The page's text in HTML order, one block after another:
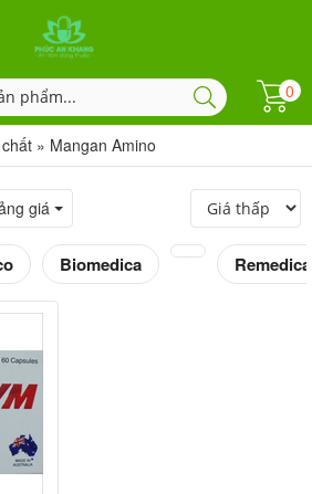
0
» Mangan Amino
giá
Biomedica Remedica